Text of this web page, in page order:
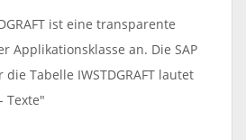
ist eine transparente
Applikationsklasse an. Die SAP
Tabelle IWSTDGRAFT lautet
Texte"